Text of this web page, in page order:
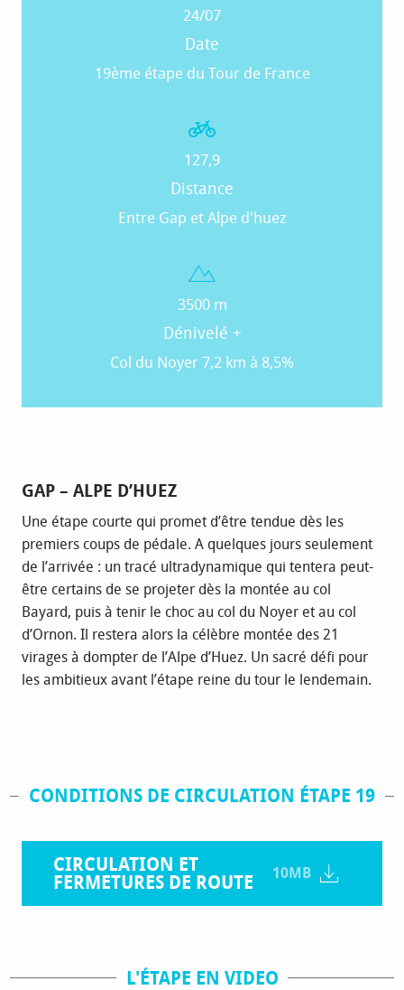
24/07
Date
19ème étape du Tour de France
127,9
Distance
Entre Gap et Alpe d'huez
3500 m
Dénivelé +
Col du Noyer 7,2 km à 8,5%
GAP – ALPE D’HUEZ
Une étape courte qui promet d’être tendue dès les
premiers coups de pédale. A quelques jours seulement
de l’arrivée : un tracé ultradynamique qui tentera peut-
être certains de se projeter dès la montée au col
Bayard, puis à tenir le choc au col du Noyer et au col
d’Ornon. Il restera alors la célèbre montée des 21
virages à dompter de l’Alpe d’Huez. Un sacré défi pour
les ambitieux avant l’étape reine du tour le lendemain.
CONDITIONS DE CIRCULATION ÉTAPE 19
CIRCULATION ET
FERMETURES DE ROUTE
10MB
L'ÉTAPE EN VIDEO